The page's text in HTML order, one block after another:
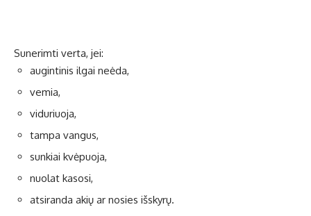
Sunerimti verta, jei:
augintinis ilgai neėda,
vemia,
viduriuoja,
tampa vangus,
sunkiai kvėpuoja,
nuolat kasosi,
atsiranda akių ar nosies išskyrų.